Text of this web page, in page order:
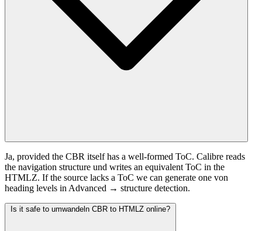
Ja, provided the CBR itself has a well-formed ToC. Calibre reads
the navigation structure und writes an equivalent ToC in the
HTMLZ. If the source lacks a ToC we can generate one von
heading levels in Advanced → structure detection.
Is it safe to umwandeln CBR to HTMLZ online?